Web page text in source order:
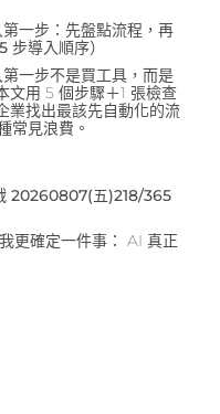
一步：先盤點流程，再
步導入順序）
一步不是買工具，而是
文用 5 個步驟＋1 張檢查
業找出最該先自動化的流
常見浪費。
20260807(五)218/365
更確定一件事： AI 真正